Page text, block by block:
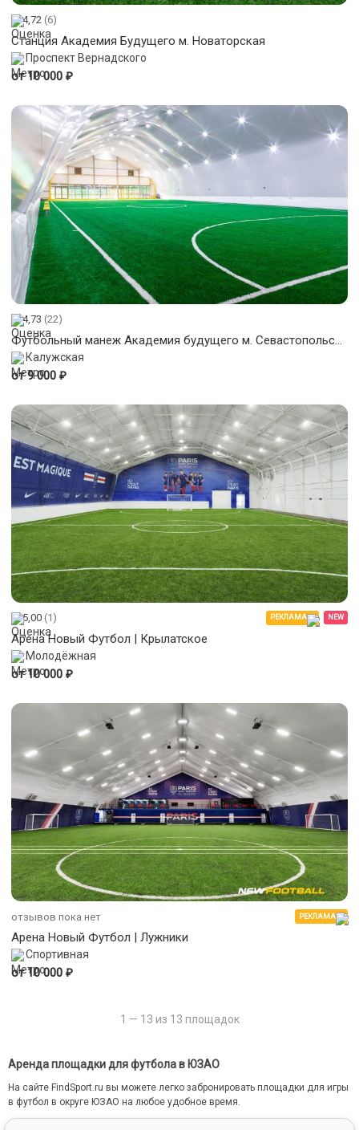
4,72 (6)
Станция Академия Будущего м. Новаторская
Проспект Вернадского
от 10 000 ₽
4,73 (22)
Футбольный манеж Академия будущего м. Севастопольская / Каховская
Калужская
от 9 000 ₽
5,00 (1) РЕКЛАМА NEW
Арена Новый Футбол | Крылатское
Молодёжная
от 10 000 ₽
отзывов пока нет РЕКЛАМА
Арена Новый Футбол | Лужники
Спортивная
от 10 000 ₽
1 — 13 из 13 площадок
Аренда площадки для футбола в ЮЗАО
На сайте FindSport.ru вы можете легко забронировать площадки для игры
в футбол в округе ЮЗАО на любое удобное время.